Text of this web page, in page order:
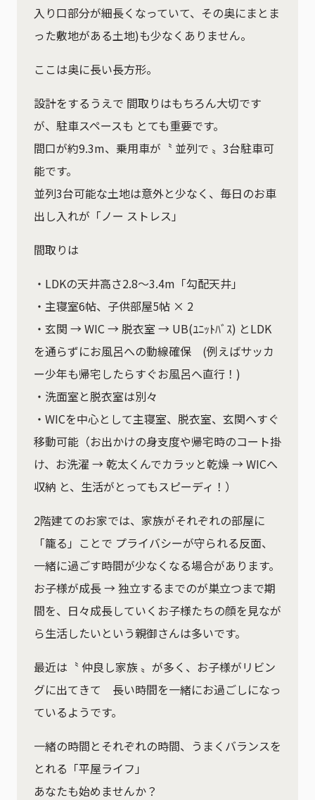
入り口部分が細長くなっていて、その奥にまとま
った敷地がある土地)も少なくありません。
ここは奥に長い長方形。
設計をするうえで 間取りはもちろん大切です
が、駐車スペースも とても重要です。
間口が約9.3m、乗用車が〝 並列で 〟3台駐車可
能です。
並列3台可能な土地は意外と少なく、毎日のお車
出し入れが「ノー ストレス」
間取りは
・LDKの天井高さ2.8～3.4m「勾配天井」
・主寝室6帖、子供部屋5帖 × 2
・玄関 → WIC → 脱衣室 → UB(ﾕﾆｯﾄﾊﾞｽ) とLDK
を通らずにお風呂への動線確保 (例えばサッカ
ー少年も帰宅したらすぐお風呂へ直行！)
・洗面室と脱衣室は別々
・WICを中心として主寝室、脱衣室、玄関へすぐ
移動可能（お出かけの身支度や帰宅時のコート掛
け、お洗濯 → 乾太くんでカラッと乾燥 → WICへ
収納 と、生活がとってもスピーディ！）
2階建てのお家では、家族がそれぞれの部屋に
「籠る」ことで プライバシーが守られる反面、
一緒に過ごす時間が少なくなる場合があります。
お子様が成長 → 独立するまでのが巣立つまで期
間を、日々成長していくお子様たちの顔を見なが
ら生活したいという親御さんは多いです。
最近は〝 仲良し家族 〟が多く、お子様がリビン
グに出てきて 長い時間を一緒にお過ごしになっ
ているようです。
一緒の時間とそれぞれの時間、うまくバランスを
とれる「平屋ライフ」
あなたも始めませんか？